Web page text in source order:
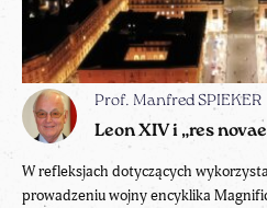
Prof. Manfred SPIEKER
Leon XIV i „res
W refleksjach dotyczących
prowadzeniu wojny encyklika